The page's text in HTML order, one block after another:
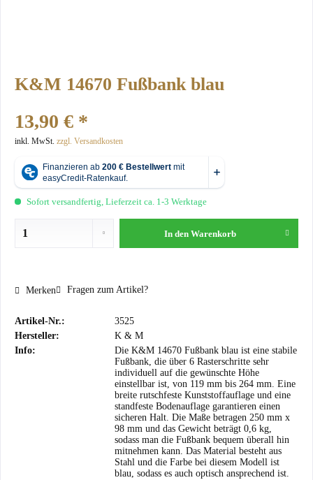
K&M 14670 Fußbank blau
13,90 € *
inkl. MwSt. zzgl. Versandkosten
Sofort versandfertig, Lieferzeit ca. 1-3 Werktage
In den Warenkorb
Merken Fragen zum Artikel?
Artikel-Nr.:
3525
Hersteller:
K & M
Info:
Die K&M 14670 Fußbank blau ist eine stabile
Fußbank, die über 6 Rasterschritte sehr
individuell auf die gewünschte Höhe
einstellbar ist, von 119 mm bis 264 mm. Eine
breite rutschfeste Kunststoffauflage und eine
standfeste Bodenauflage garantieren einen
sicheren Halt. Die Maße betragen 250 mm x
98 mm und das Gewicht beträgt 0,6 kg,
sodass man die Fußbank bequem überall hin
mitnehmen kann. Das Material besteht aus
Stahl und die Farbe bei diesem Modell ist
blau, sodass es auch optisch ansprechend ist.